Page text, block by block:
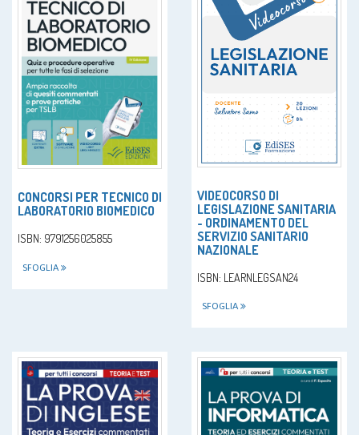
CONCORSI PER TECNICO DI
LABORATORIO BIOMEDICO
ISBN: 9791256025855
SFOGLIA
VIDEOCORSO DI
LEGISLAZIONE SANITARIA
- ORDINAMENTO DEL
SERVIZIO SANITARIO
NAZIONALE
ISBN: LEARNLEGSAN24
SFOGLIA